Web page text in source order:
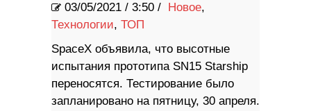
03/05/2021 / 3:50 / Новое,
Технологии, ТОП
SpaceX объявила, что высотные
испытания прототипа SN15 Starship
переносятся. Тестирование было
запланировано на пятницу, 30 апреля.